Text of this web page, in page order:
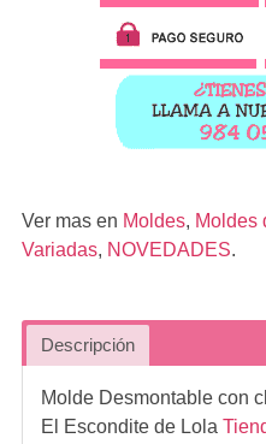
Ver mas en Moldes, Moldes
Variadas, NOVEDADES.
Descripción
Molde Desmontable con
El Escondite de Lola